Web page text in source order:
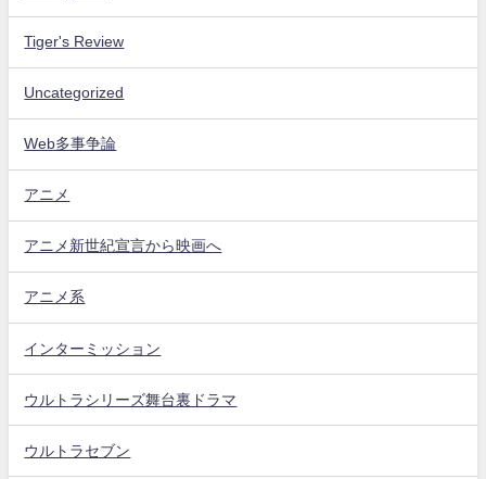
Tiger's Review
Uncategorized
Web多事争論
アニメ
アニメ新世紀宣言から映画へ
アニメ系
インターミッション
ウルトラシリーズ舞台裏ドラマ
ウルトラセブン